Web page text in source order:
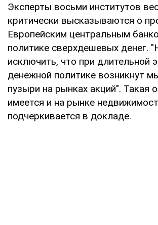
Эксперты восьми институтов
критически высказываются о
Европейским центральным
политике сверхдешевых денег.
исключить, что при длительной
денежной политике возникнут
пузыри на рынках акций". Такая
имеется и на рынке
подчеркивается в докладе.